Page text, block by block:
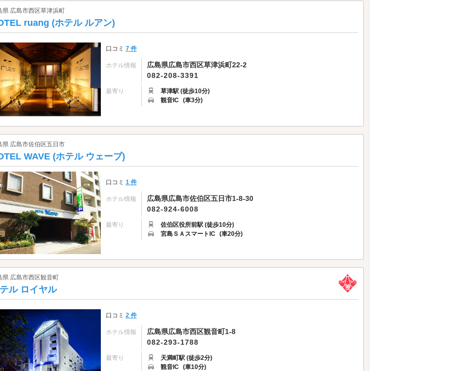
県 広島市西区草津浜町
ruang (ホテル ルアン)
口コミ 7 件
ホテル情報
広島県広島市西区草津浜町22-2
082-208-3391
最寄り
草津駅 (徒歩10分)
観音IC (車3分)
県 広島市佐伯区五日市
WAVE (ホテル ウェーブ)
口コミ 1 件
ホテル情報
広島県広島市佐伯区五日市1-8-30
082-924-6008
最寄り
佐伯区役所前駅 (徒歩10分)
宮島ＳＡスマートIC (車20分)
県 広島市西区観音町
ル ロイヤル
口コミ 2 件
ホテル情報
広島県広島市西区観音町1-8
082-293-1788
最寄り
天満町駅 (徒歩2分)
観音IC (車10分)